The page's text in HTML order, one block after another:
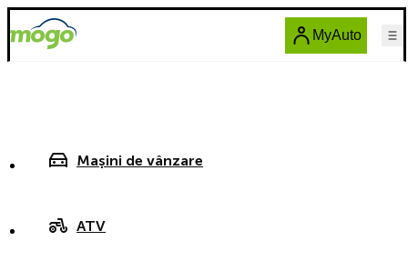
MyAuto
Mașini de vânzare
ATV